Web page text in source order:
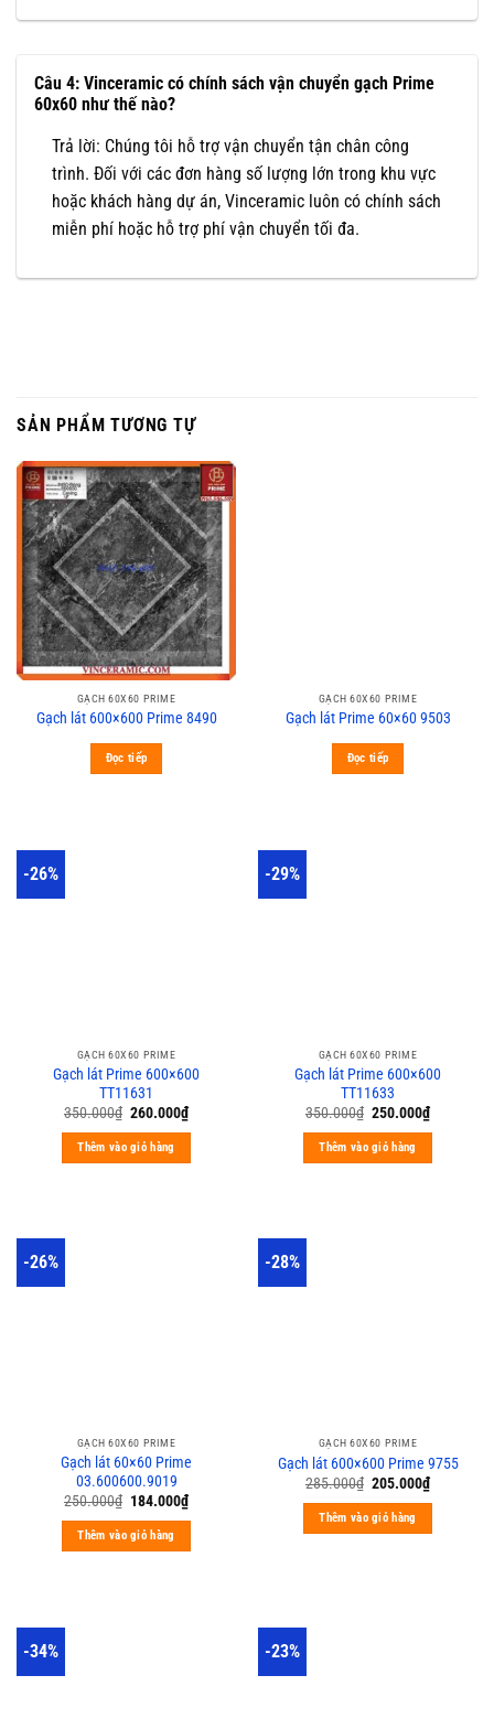
Câu 4: Vinceramic có chính sách vận chuyển gạch Prime
60x60 như thế nào?
Trả lời: Chúng tôi hỗ trợ vận chuyển tận chân công
trình. Đối với các đơn hàng số lượng lớn trong khu vực
hoặc khách hàng dự án, Vinceramic luôn có chính sách
miễn phí hoặc hỗ trợ phí vận chuyển tối đa.
SẢN PHẨM TƯƠNG TỰ
GẠCH 60X60 PRIME
Gạch lát 600×600 Prime 8490
Đọc tiếp
GẠCH 60X60 PRIME
Gạch lát Prime 60×60 9503
Đọc tiếp
-26%
GẠCH 60X60 PRIME
Gạch lát Prime 600×600
TT11631
350.000₫ 260.000₫
Thêm vào giỏ hàng
-29%
GẠCH 60X60 PRIME
Gạch lát Prime 600×600
TT11633
350.000₫ 250.000₫
Thêm vào giỏ hàng
-26%
GẠCH 60X60 PRIME
Gạch lát 60×60 Prime
03.600600.9019
250.000₫ 184.000₫
Thêm vào giỏ hàng
-28%
GẠCH 60X60 PRIME
Gạch lát 600×600 Prime 9755
285.000₫ 205.000₫
Thêm vào giỏ hàng
-34% -23%